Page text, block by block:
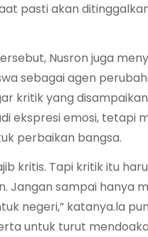
pasti akan
Nusron juga
sebagai agen
kritik yang
ekspresi emosi, tetapi
perbaikan bangsa.
kritis. Tapi kritik itu
Jangan sampai hanya
negeri,” katanya.la pun
untuk turut